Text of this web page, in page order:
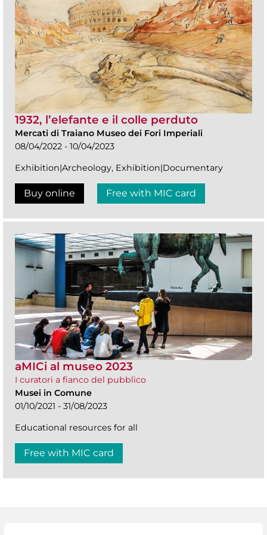
1932, l’elefante e il colle perduto
Mercati di Traiano Museo dei Fori Imperiali
08/04/2022 - 10/04/2023
Exhibition|Archeology, Exhibition|Documentary
Buy online Free with MIC card
aMICi al museo 2023
I curatori a fianco del pubblico
Musei in Comune
01/10/2021 - 31/08/2023
Educational resources for all
Free with MIC card